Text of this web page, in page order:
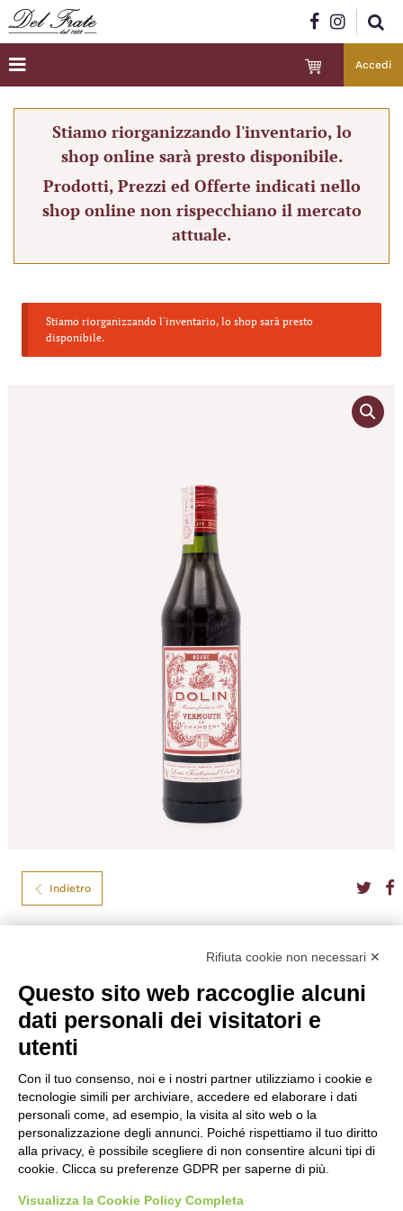
Accedi
Stiamo riorganizzando l'inventario, lo
shop online sarà presto disponibile.
Prodotti, Prezzi ed Offerte indicati nello
shop online non rispecchiano il mercato
attuale.
Stiamo riorganizzando l'inventario, lo shop sarà presto
disponibile.
Indietro
DOLIN VERMOUTH ROUGE CL.75
Colore
Rosso
Formato
75
Gradazione
Nazione
Vitigno
Vermouth
Produttore
Dolin
€18,00
Rifiuta cookie non necessari ✕
Questo sito web raccoglie alcuni
dati personali dei visitatori e
utenti
Con il tuo consenso, noi e i nostri partner utilizziamo i cookie e
tecnologie simili per archiviare, accedere ed elaborare i dati
personali come, ad esempio, la visita al sito web o la
personalizzazione degli annunci. Poiché rispettiamo il tuo diritto
alla privacy, è possibile scegliere di non consentire alcuni tipi di
cookie. Clicca su preferenze GDPR per saperne di più.
Visualizza la Cookie Policy Completa